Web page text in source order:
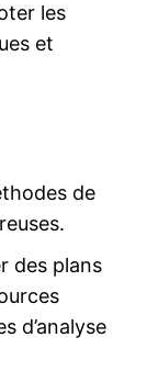
les
et
de
des plans
d’analyse